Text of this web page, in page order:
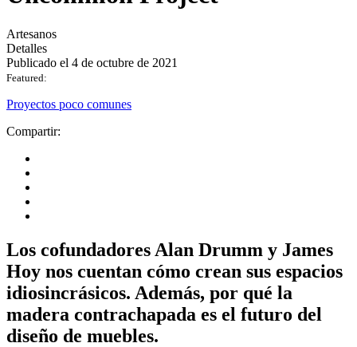
Artesanos
Detalles
Publicado el 4 de octubre de 2021
Featured:
Proyectos poco comunes
Compartir:
Los cofundadores Alan Drumm y James
Hoy nos cuentan cómo crean sus espacios
idiosincrásicos. Además, por qué la
madera contrachapada es el futuro del
diseño de muebles.